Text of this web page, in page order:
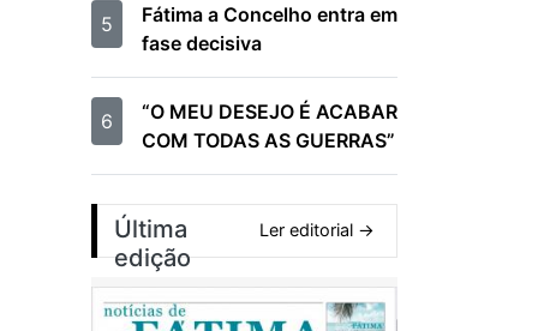
5
Fátima a Concelho entra em
fase decisiva
6
“O MEU DESEJO É ACABAR
COM TODAS AS GUERRAS”
Última
edição
Ler editorial →